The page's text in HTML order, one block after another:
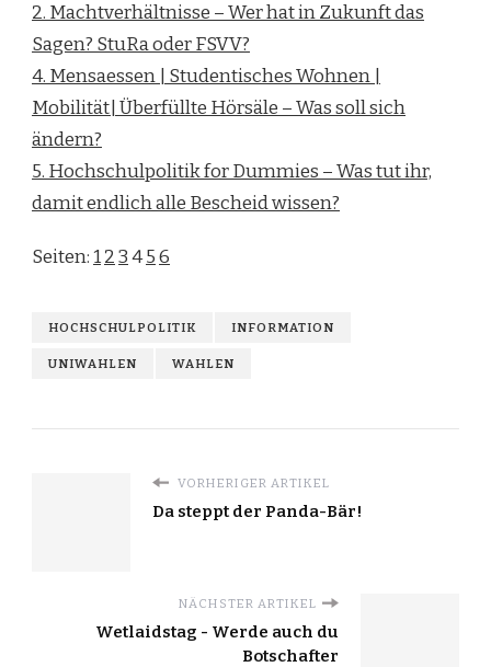
2. Machtverhältnisse – Wer hat in Zukunft das
Sagen? StuRa oder FSVV?
4. Mensaessen | Studentisches Wohnen |
Mobilität| Überfüllte Hörsäle – Was soll sich
ändern?
5. Hochschulpolitik for Dummies – Was tut ihr,
damit endlich alle Bescheid wissen?
Seiten:123456
HOCHSCHULPOLITIK INFORMATION
UNIWAHLEN WAHLEN
VORHERIGER ARTIKEL
Da steppt der Panda-Bär!
NÄCHSTER ARTIKEL
Wetlaidstag - Werde auch du
Botschafter